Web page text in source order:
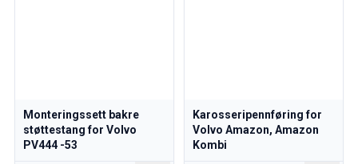
Monteringssett bakre
støttestang for Volvo
PV444 -53
Karosseripennføring for
Volvo Amazon, Amazon
Kombi